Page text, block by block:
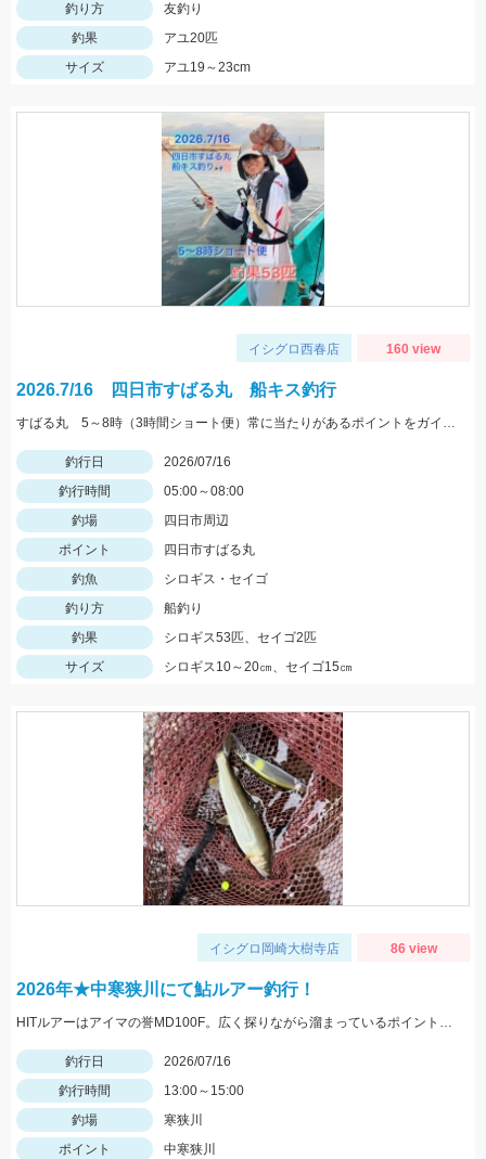
釣り方
友釣り
釣果
アユ20匹
サイズ
アユ19～23cm
イシグロ西春店 160 view
2026.7/16 四日市すばる丸 船キス釣行
すばる丸 5～8時（3時間ショート便）常に当たりがあるポイントをガイドして頂きました♪
釣行日
2026/07/16
釣行時間
05:00～08:00
釣場
四日市周辺
ポイント
四日市すばる丸
釣魚
シロギス・セイゴ
釣り方
船釣り
釣果
シロギス53匹、セイゴ2匹
サイズ
シロギス10～20㎝、セイゴ15㎝
イシグロ岡崎大樹寺店 86 view
2026年★中寒狭川にて鮎ルアー釣行！
HITルアーはアイマの誉MD100F。広く探りながら溜まっているポイントを見つけましょう。
釣行日
2026/07/16
釣行時間
13:00～15:00
釣場
寒狭川
ポイント
中寒狭川